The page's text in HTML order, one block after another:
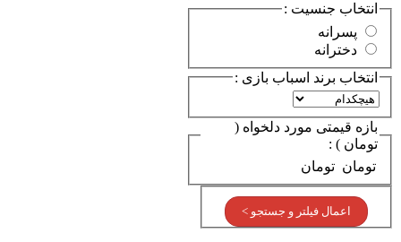
انتخاب جنسیت :
انتخاب برند اسباب بازی :
بازه قیمتی مورد دلخواه (
تومان ) :
تومان تومان
اعمال فیلتر و جستجو >